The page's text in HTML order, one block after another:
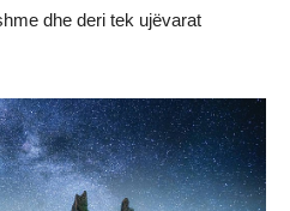
dhe deri tek ujëvarat